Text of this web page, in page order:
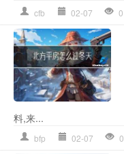
cfb 02-07 0
料,来...
bfp 02-07 0